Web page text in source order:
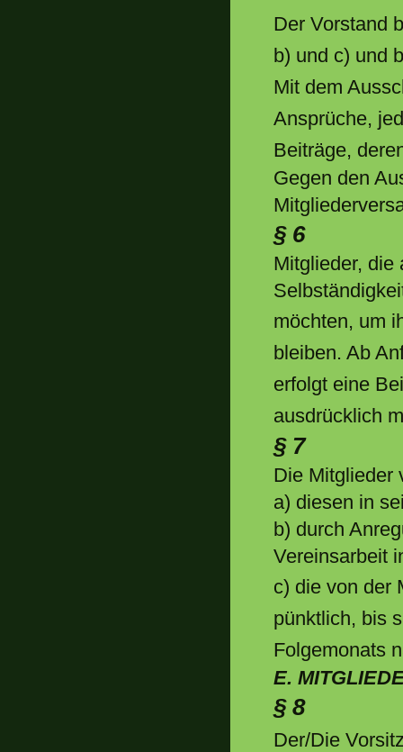
Der Vorstand
b) und c) und
Mit dem
Ansprüche,
Beiträge,
Gegen den
§ 6
Mitglieder, die
möchten, um
bleiben. Ab
erfolgt eine
ausdrücklich
§ 7
Die Mitglieder
a) diesen in
b) durch
Vereinsarbeit
c) die von der
pünktlich, bis
Folgemonats
E.
§ 8
Der/Die